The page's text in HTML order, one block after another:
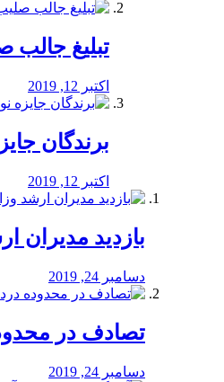
تبلیغ جالب
اکتبر 12, 2019
برندگان
اکتبر 12, 2019
بازدید مدیران
دسامبر 24, 2019
تصادف در
دسامبر 24, 2019